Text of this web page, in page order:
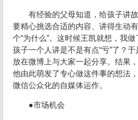
有经验的父母知道，给孩子讲
要精心挑选合适的内容、讲得生动
个“为什么”。这时候王凯就想，我
孩子一个人讲是不是有点“亏”了？
放在微博上与大家一起分享。结果
他由此萌发了专心做这件事的想法
微信公众化的自媒体运作。
●市场机会